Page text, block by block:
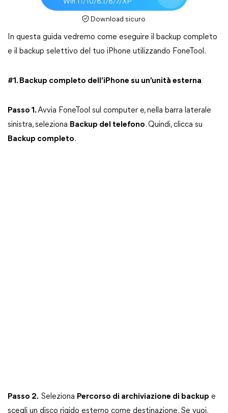
Win 11/10/8.1/8/7/XP
Download sicuro
In questa guida vedremo come eseguire il backup completo
e il backup selettivo del tuo iPhone utilizzando FoneTool.
#1. Backup completo dell’iPhone su un’unità esterna
Passo 1.Avvia FoneTool sul computer e, nella barra laterale
sinistra, seleziona Backup del telefono. Quindi, clicca su
Backup completo.
Passo 2. Seleziona Percorso di archiviazione di backup e
scegli un disco rigido esterno come destinazione. Se vuoi,